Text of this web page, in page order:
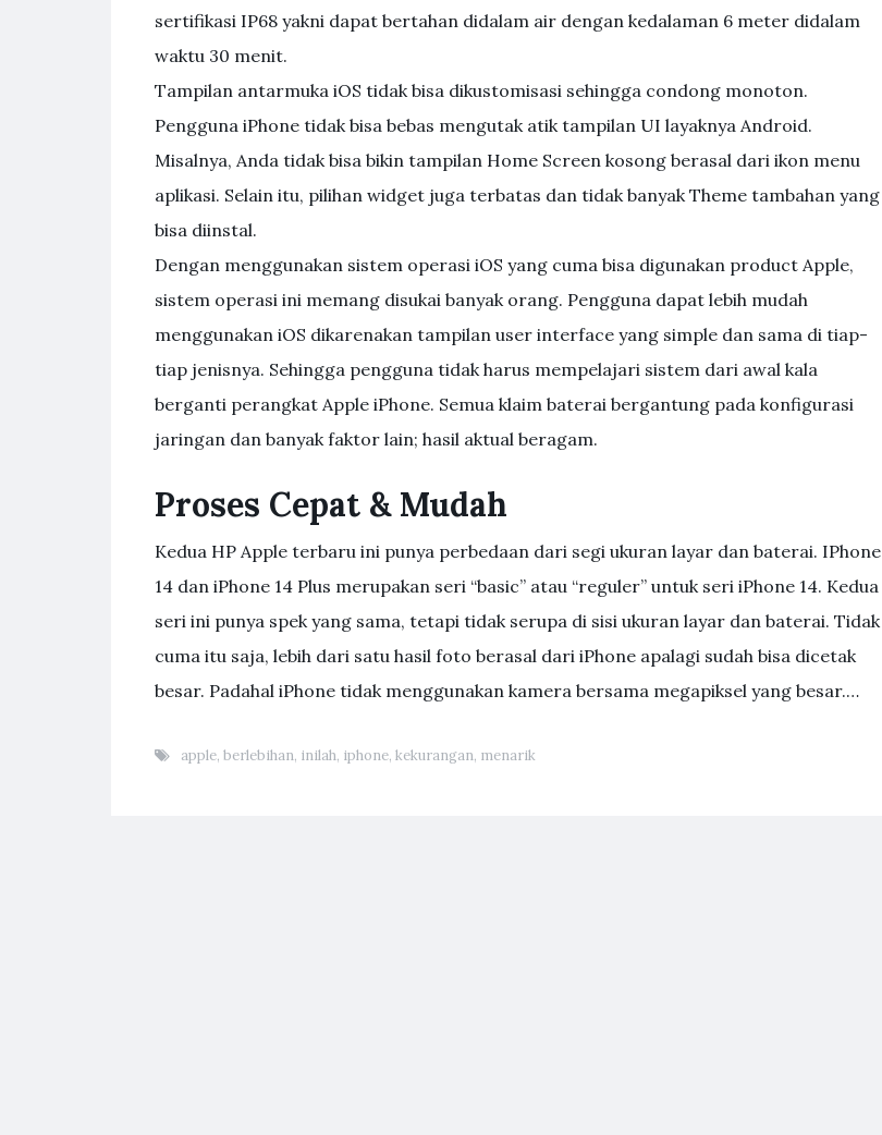
sertifikasi IP68 yakni dapat bertahan didalam air dengan kedalaman 6 meter didalam
waktu 30 menit.
Tampilan antarmuka iOS tidak bisa dikustomisasi sehingga condong monoton.
Pengguna iPhone tidak bisa bebas mengutak atik tampilan UI layaknya Android.
Misalnya, Anda tidak bisa bikin tampilan Home Screen kosong berasal dari ikon menu
aplikasi. Selain itu, pilihan widget juga terbatas dan tidak banyak Theme tambahan yang
bisa diinstal.
Dengan menggunakan sistem operasi iOS yang cuma bisa digunakan product Apple,
sistem operasi ini memang disukai banyak orang. Pengguna dapat lebih mudah
menggunakan iOS dikarenakan tampilan user interface yang simple dan sama di tiap-
tiap jenisnya. Sehingga pengguna tidak harus mempelajari sistem dari awal kala
berganti perangkat Apple iPhone. Semua klaim baterai bergantung pada konfigurasi
jaringan dan banyak faktor lain; hasil aktual beragam.
Proses Cepat & Mudah
Kedua HP Apple terbaru ini punya perbedaan dari segi ukuran layar dan baterai. IPhone
14 dan iPhone 14 Plus merupakan seri “basic” atau “reguler” untuk seri iPhone 14. Kedua
seri ini punya spek yang sama, tetapi tidak serupa di sisi ukuran layar dan baterai. Tidak
cuma itu saja, lebih dari satu hasil foto berasal dari iPhone apalagi sudah bisa dicetak
besar. Padahal iPhone tidak menggunakan kamera bersama megapiksel yang besar.…
apple, berlebihan, inilah, iphone, kekurangan, menarik